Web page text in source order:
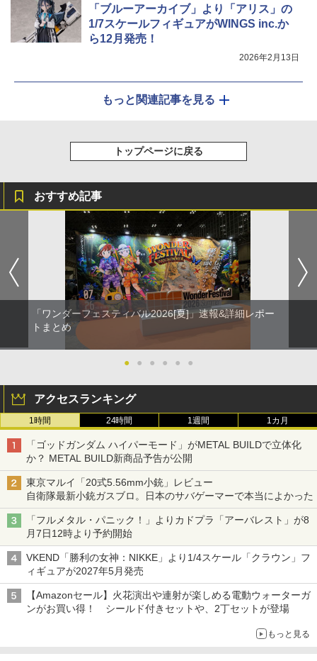
「ブルーアーカイブ」より「アリス」の
1/7スケールフィギュアがWINGS inc.か
ら12月発売！
2026年2月13日
もっと関連記事を見る
トップページに戻る
おすすめ記事
「ワンダーフェスティバル2026[夏]」速報&詳細レポー
トまとめ
● ● ● ● ● ●
アクセスランキング
1時間 24時間 1週間 1カ月
「ゴッドガンダム ハイパーモード」がMETAL BUILDで立体化
か？ METAL BUILD新商品予告が公開
東京マルイ「20式5.56mm小銃」レビュー
自衛隊最新小銃ガスブロ。日本のサバゲーマーで本当によかった
「フルメタル・パニック！」よりカドプラ「アーバレスト」が8
月7日12時より予約開始
VKEND「勝利の女神：NIKKE」より1/4スケール「クラウン」フ
ィギュアが2027年5月発売
【Amazonセール】火花演出や連射が楽しめる電動ウォーターガ
ンがお買い得！ シールド付きセットや、2丁セットが登場
もっと見る